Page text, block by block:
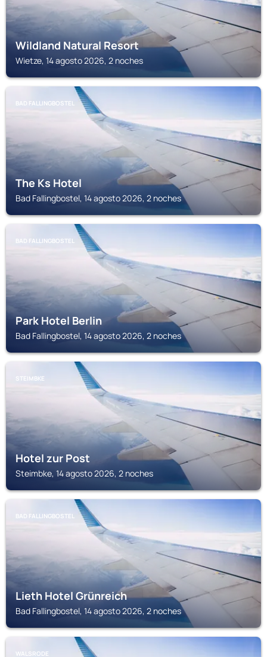
Wildland Natural Resort
Wietze, 14 agosto 2026, 2 noches
BAD FALLINGBOSTEL
The Ks Hotel
Bad Fallingbostel, 14 agosto 2026, 2 noches
BAD FALLINGBOSTEL
Park Hotel Berlin
Bad Fallingbostel, 14 agosto 2026, 2 noches
STEIMBKE
Hotel zur Post
Steimbke, 14 agosto 2026, 2 noches
BAD FALLINGBOSTEL
Lieth Hotel Grünreich
Bad Fallingbostel, 14 agosto 2026, 2 noches
WALSRODE